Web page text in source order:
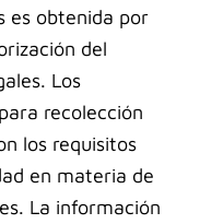
es obtenida por
del
Los
recolección
los requisitos
en materia de
La información